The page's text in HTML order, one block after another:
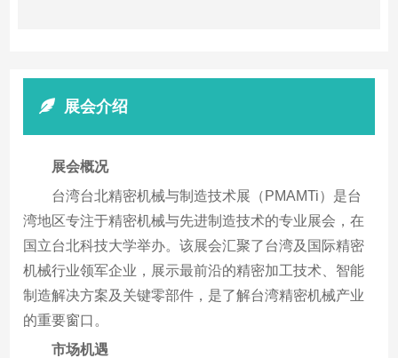
展会介绍
展会概况
台湾台北精密机械与制造技术展（PMAMTi）是台
湾地区专注于精密机械与先进制造技术的专业展会，在
国立台北科技大学举办。该展会汇聚了台湾及国际精密
机械行业领军企业，展示最前沿的精密加工技术、智能
制造解决方案及关键零部件，是了解台湾精密机械产业
的重要窗口。
市场机遇